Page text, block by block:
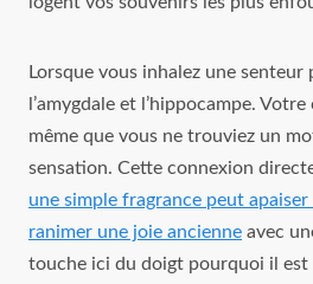
Lorsque vous inhalez une
l’amygdale et l’hippocampe.
même que vous ne trouviez un
sensation. Cette connexion
une simple fragrance peut
ranimer une joie ancienne avec
touche ici du doigt pourquoi il est